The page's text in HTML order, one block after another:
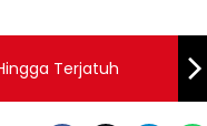
Terjatuh